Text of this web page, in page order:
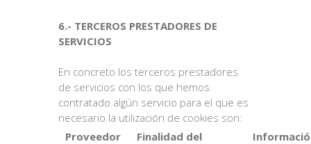
6.- TERCEROS PRESTADORES DE
SERVICIOS
En concreto los terceros prestadores
de servicios con los que hemos
contratado algún servicio para el que es
necesario la utilización de cookies son:
Proveedor
Finalidad del